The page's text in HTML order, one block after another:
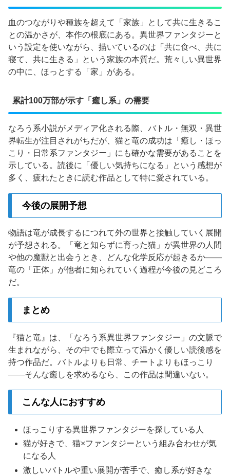
血のつながりや種族を超えて「家族」として共に生きるこ
との温かさが、本作の根底にある。異世界ファンタジーと
いう設定を使いながら、描いているのは「共に食べ、共に
寝て、共に生きる」という家族の本質だ。荒々しい異世界
の中に、ほっとする「家」がある。
累計100万部が示す「癒し系」の需要
なろう系小説がメディア化される際、バトル・無双・異世
界転生が注目されがちだが、猫と竜の成功は「癒し・ほっ
こり・日常系ファンタジー」にも確かな需要があることを
示している。読後に「優しい気持ちになる」という感想が
多く、疲れたときに読む作品として特に愛されている。
今後の展開予想
物語は竜が成長するにつれて外の世界と接触していく展開
が予想される。「竜と知らずに育った猫」が異世界の人間
や他の魔獣と出会うとき、どんな化学反応が起きるか——
竜の「正体」が他者に知られていく過程が今後の見どころ
だ。
まとめ
『猫と竜』は、「なろう系異世界ファンタジー」の文脈で
生まれながら、その中でも際立って温かく優しい読後感を
持つ作品だ。バトルよりも日常、チートよりもほっこり
——そんな癒しを求めるなら、この作品は間違いない。
こんな人におすすめ
ほっこりする異世界ファンタジーを探している人
猫が好きで、猫×ファンタジーという組み合わせが気
になる人
激しいバトルや重い展開が苦手で、癒し系が好きな